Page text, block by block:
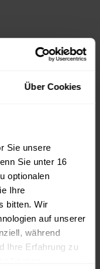
Über Cookies
Sie unsere
Sie unter 16
optionalen
Ihre
bitten. Wir
auf unserer
während
Ihre Erfahrung zu